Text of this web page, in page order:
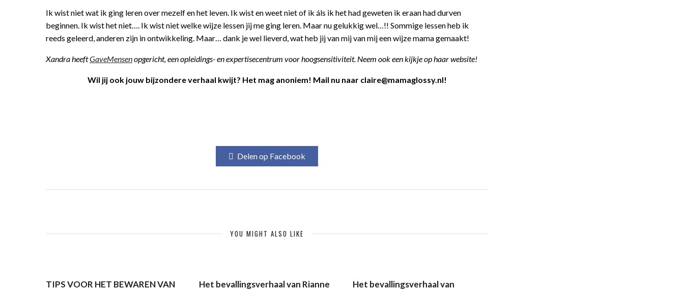
Ik wist niet wat ik ging leren over mezelf en het leven. Ik wist en weet niet of ik áls ik het had geweten ik eraan had durven
beginnen. Ik wist het niet…. Ik wist niet welke wijze lessen jij me ging leren. Maar nu gelukkig wel…!! Sommige lessen heb ik
reeds geleerd, anderen zijn in ontwikkeling. Maar… dank je wel lieverd, wat heb jij van mij van mij een wijze mama gemaakt!
Xandra heeftGaveMensenopgericht, een opleidings- en expertisecentrum voor hoogsensitiviteit. Neem ook een kijkje op haar website!
Wil jij ook jouw bijzondere verhaal kwijt? Het mag anoniem! Mail nu naar claire@mamaglossy.nl!
Delen op Facebook
YOU MIGHT ALSO LIKE
TIPS VOOR HET BEWAREN VAN Het bevallingsverhaal van Rianne Het bevallingsverhaal van